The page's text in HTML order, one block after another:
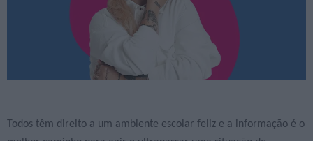
Todos têm direito a um ambiente escolar feliz e a informação é o